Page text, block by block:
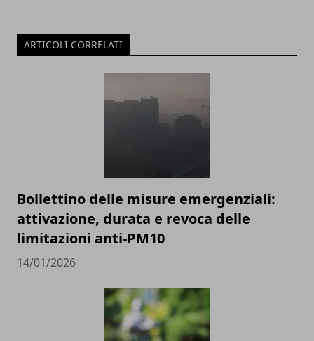
ARTICOLI CORRELATI
Bollettino delle misure emergenziali:
attivazione, durata e revoca delle
limitazioni anti-PM10
14/01/2026